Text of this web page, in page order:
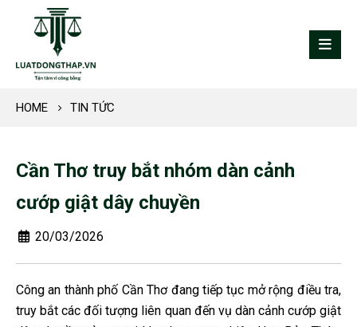
HOME TIN TỨC
Cần Thơ truy bắt nhóm dàn cảnh
cướp giật dây chuyền
20/03/2026
Công an thành phố Cần Thơ đang tiếp tục mở rộng điều tra,
truy bắt các đối tượng liên quan đến vụ dàn cảnh cướp giật